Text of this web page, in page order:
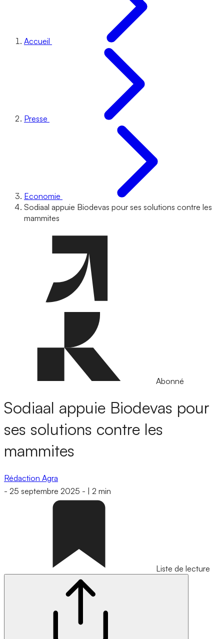
Accueil
Presse
Economie
Sodiaal appuie Biodevas pour ses solutions contre les
mammites
Abonné
Sodiaal appuie Biodevas pour
ses solutions contre les
mammites
Rédaction Agra
- 25 septembre 2025 - 2 min
Liste de lecture